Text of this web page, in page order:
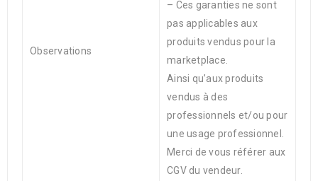
Observations
– Ces garanties ne sont
pas applicables aux
produits vendus pour la
marketplace.
Ainsi qu’aux produits
vendus à des
professionnels et/ou pour
une usage professionnel.
Merci de vous référer aux
CGV du vendeur.